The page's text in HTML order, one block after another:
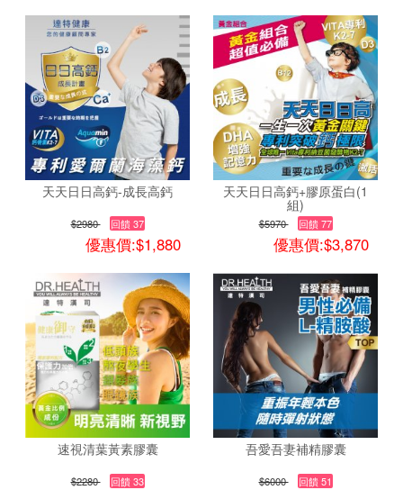
天天日日高鈣-成長高鈣
$2980 回饋 37
優惠價:$1,880
天天日日高鈣+膠原蛋白(1
組)
$5970 回饋 77
優惠價:$3,870
速視清葉黃素膠囊
$2280 回饋 33
吾愛吾妻補精膠囊
$6000 回饋 51